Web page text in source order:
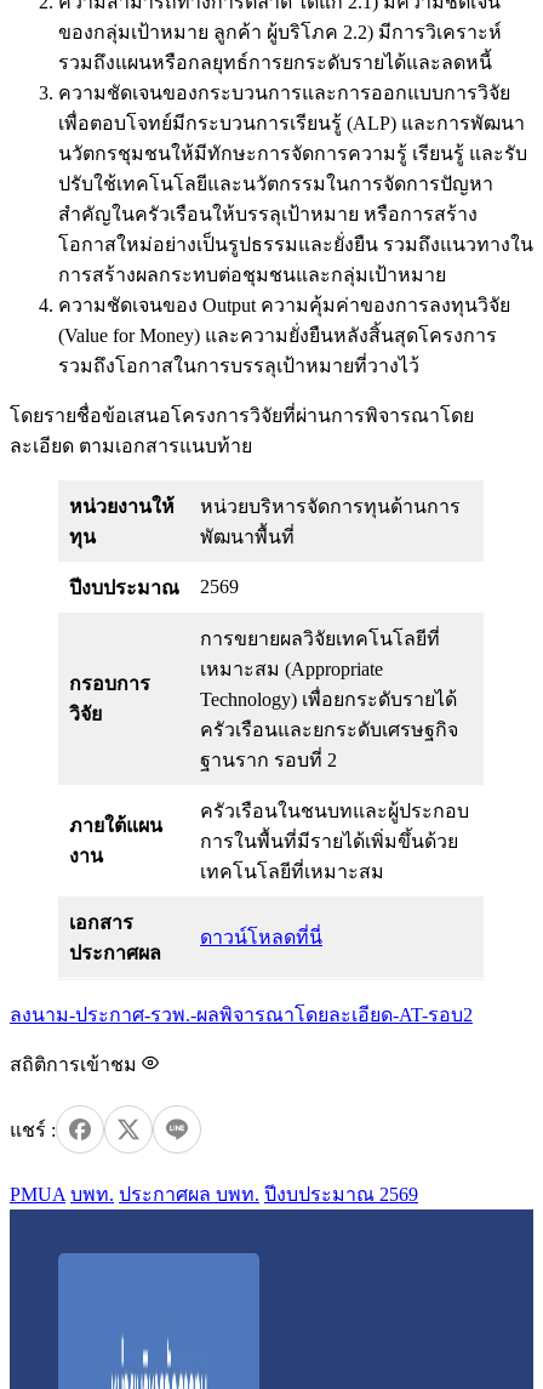
ของกลุ่มเป้าหมาย ลูกค้า ผู้บริโภค 2.2) มีการวิเคราะห์
รวมถึงแผนหรือกลยุทธ์การยกระดับรายได้และลดหนี้
ความชัดเจนของกระบวนการและการออกแบบการวิจัย
เพื่อตอบโจทย์มีกระบวนการเรียนรู้ (ALP) และการพัฒนา
นวัตกรชุมชนให้มีทักษะการจัดการความรู้ เรียนรู้ และรับ
ปรับใช้เทคโนโลยีและนวัตกรรมในการจัดการปัญหา
สำคัญในครัวเรือนให้บรรลุเป้าหมาย หรือการสร้าง
โอกาสใหม่อย่างเป็นรูปธรรมและยั่งยืน รวมถึงแนวทางใน
การสร้างผลกระทบต่อชุมชนและกลุ่มเป้าหมาย
ความชัดเจนของ Output ความคุ้มค่าของการลงทุนวิจัย
(Value for Money) และความยั่งยืนหลังสิ้นสุดโครงการ
รวมถึงโอกาสในการบรรลุเป้าหมายที่วางไว้
โดยรายชื่อข้อเสนอโครงการวิจัยที่ผ่านการพิจารณาโดย
ละเอียด ตามเอกสารแนบท้าย
หน่วยงานให้
ทุน
หน่วยบริหารจัดการทุนด้านการ
พัฒนาพื้นที่
ปีงบประมาณ 2569
กรอบการ
วิจัย
การขยายผลวิจัยเทคโนโลยีที่
เหมาะสม (Appropriate
Technology) เพื่อยกระดับรายได้
ครัวเรือนและยกระดับเศรษฐกิจ
ฐานราก รอบที่ 2
ภายใต้แผน
งาน
ครัวเรือนในชนบทและผู้ประกอบ
การในพื้นที่มีรายได้เพิ่มขึ้นด้วย
เทคโนโลยีที่เหมาะสม
เอกสาร
ประกาศผล
ดาวน์โหลดที่นี่
ลงนาม-ประกาศ-รวพ.-ผลพิจารณาโดยละเอียด-AT-รอบ2
สถิติการเข้าชม
PMUA บพท. ประกาศผล บพท. ปีงบประมาณ 2569